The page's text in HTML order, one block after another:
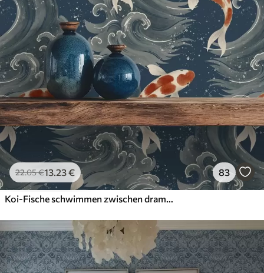
22.05€13.23€ 83
Koi-Fische schwimmen zwischen dramatischen Meereswellen